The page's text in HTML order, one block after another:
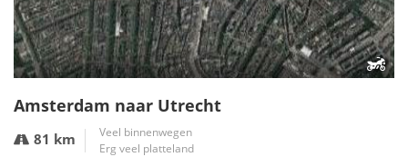
Amsterdam naar Utrecht
81 km
Veel binnenwegen
Erg veel platteland